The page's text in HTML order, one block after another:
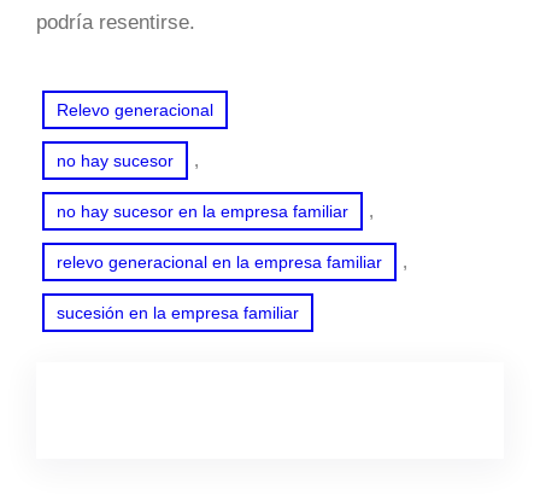
podría resentirse.
Relevo generacional
no hay sucesor ,
no hay sucesor en la empresa familiar ,
relevo generacional en la empresa familiar ,
sucesión en la empresa familiar